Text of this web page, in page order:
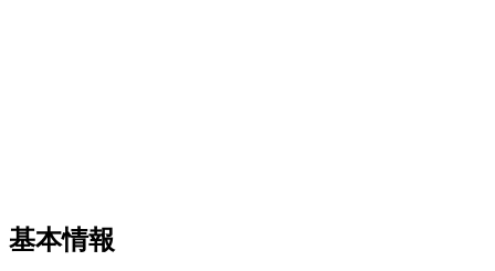
基本情報